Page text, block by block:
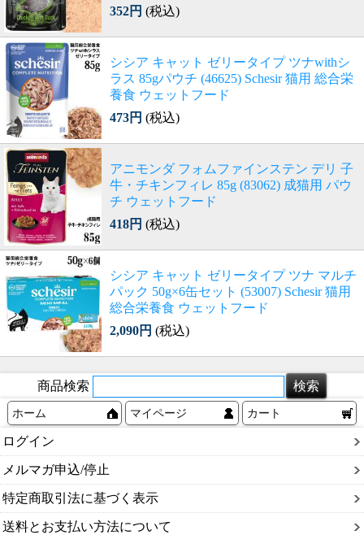
352円 (税込)
シシア キャット ゼリータイプ ツナwithシ
ラス 85gパウチ (46625) Schesir 猫用 総合栄
養食 ウェットフード
473円 (税込)
アニモンダ フォムファインステン デリ 子
牛・チキンフィレ 85g (83062) 成猫用 パウ
チ ウェットフード
418円 (税込)
シシア キャット ゼリータイプ ツナ マルチ
パック 50g×6缶セット (53007) Schesir 猫用
総合栄養食 ウェットフード
2,090円 (税込)
商品検索
ホーム マイページ カート
ログイン
メルマガ申込/停止
特定商取引法に基づく表示
送料とお支払い方法について